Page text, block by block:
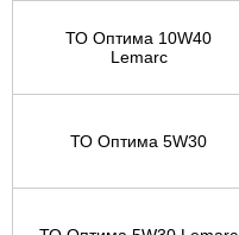
ТО Оптима 10W40
Lemarc
ТО Оптима 5W30